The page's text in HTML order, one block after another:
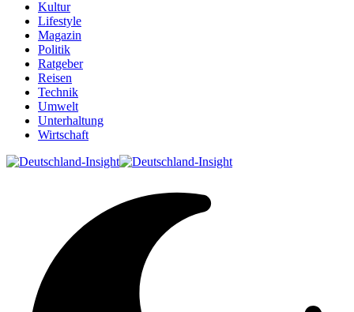
Kultur
Lifestyle
Magazin
Politik
Ratgeber
Reisen
Technik
Umwelt
Unterhaltung
Wirtschaft